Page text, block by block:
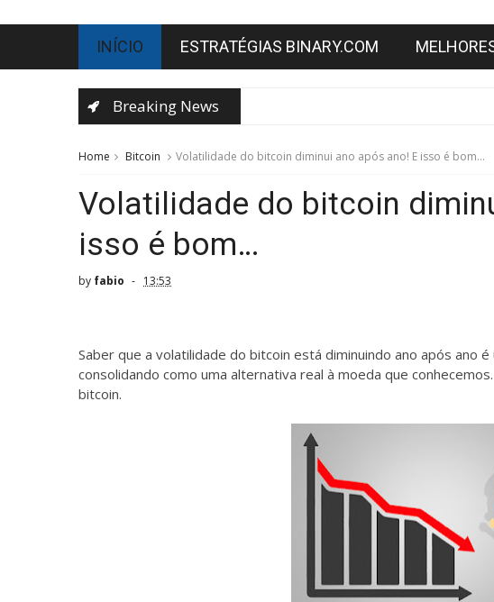
INÍCIO ESTRATÉGIAS BINARY.COM
Breaking News
Home Bitcoin Volatilidade do bitcoin diminui ano após ano! E isso é bom…
Volatilidade do bitcoin
isso é bom…
by fabio 13:53
Saber que a volatilidade do bitcoin está diminuindo ano após ano
consolidando como uma alternativa real à moeda que
bitcoin.